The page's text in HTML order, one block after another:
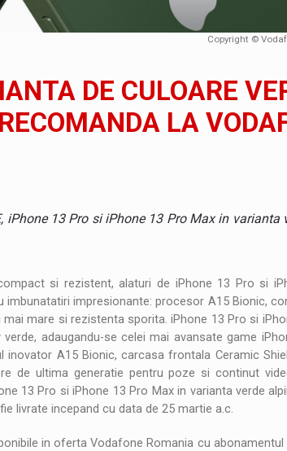
AL FAMILIEI: RANGE ROVER GTCopyright ©
DE CULOARE
LA
13 Pro si iPhone 13 Pro Max in varianta
si rezistent, alaturi de iPhone 13 Pro si
impresionante: procesor A15 Bionic,
mare si rezistenta sporita. iPhone 13 Pro si
adaugandu-se celei mai avansate game
A15 Bionic, carcasa frontala Ceramic
de ultima generatie pentru poze si continut
13 Pro si iPhone 13 Pro Max in varianta verde
livrate incepand cu data de 25 martie a.c.
in oferta Vodafone Romania cu abonamentul